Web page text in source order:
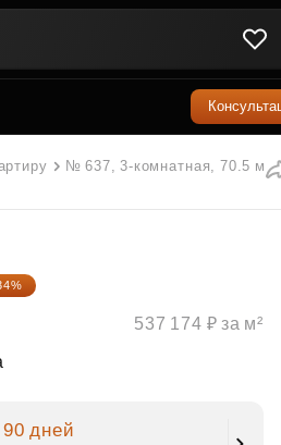
№ 637, 3-комнатная, 70.5 м²
дней
537 174 ₽ за м²